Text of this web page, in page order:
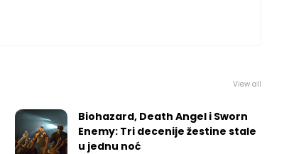
View all
Biohazard, Death Angel i Sworn
Enemy: Tri decenije žestine stale
u jednu noć